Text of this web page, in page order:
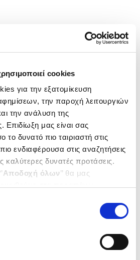
cookies
για την εξατομίκευση
την παροχή λειτουργιών
την ανάλυση της
Επιδίωξη μας είναι σας
δυνατό πιο ταιριαστή στις
ενδιαφέρουσα στις αναζητήσεις
καλύτερες δυνατές προτάσεις.
Αποδοχή όλων’’ θα μας
από τα παρακάτω με την
΄΄και να ενημερωθείτε σχετικά με